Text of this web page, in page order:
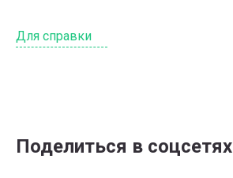
Для справки
Поделиться в соцсетях